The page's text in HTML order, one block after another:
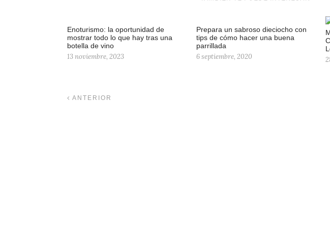
Enoturismo: la oportunidad de
mostrar todo lo que hay tras una
botella de vino
13 noviembre, 2023
Prepara un sabroso dieciocho con
tips de cómo hacer una buena
parrillada
6 septiembre, 2020
ANTERIOR